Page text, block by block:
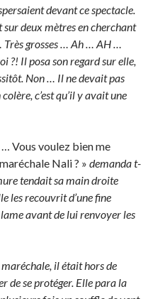
devant ce spectacle.
deux mètres en cherchant
Très grosses … Ah … AH …
?! Il posa son regard sur elle,
Non … Il ne devait pas
c’est qu’il y avait une
Vous voulez bien me
Nali ? » demanda t-
tendait sa main droite
les recouvrit d’une fine
avant de lui renvoyer les
il était hors de
de se protéger. Elle para la